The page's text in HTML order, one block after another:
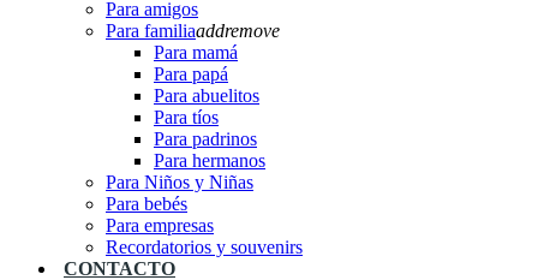
Para amigos
Para familiaaddremove
Para mamá
Para papá
Para abuelitos
Para tíos
Para padrinos
Para hermanos
Para Niños y Niñas
Para bebés
Para empresas
Recordatorios y souvenirs
CONTACTO